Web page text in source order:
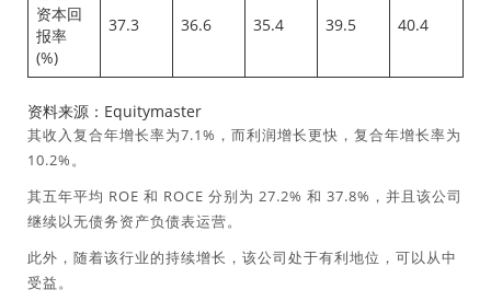
资本回
报率
(%)
37.3 36.6 35.4 39.5 40.4
资料来源：Equitymaster
其收入复合年增长率为7.1%，而利润增长更快，复合年增长率为
10.2%。
其五年平均 ROE 和 ROCE 分别为 27.2% 和 37.8%，并且该公司
继续以无债务资产负债表运营。
此外，随着该行业的持续增长，该公司处于有利地位，可以从中
受益。